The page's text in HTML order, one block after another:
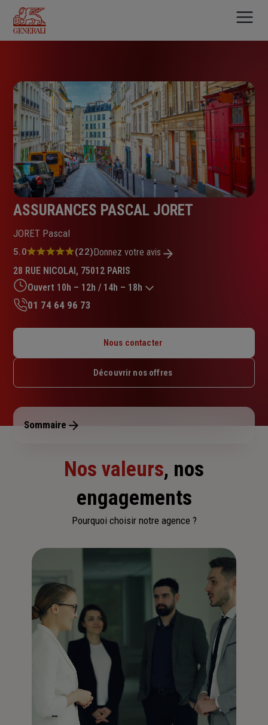
contenu
principal
ASSURANCES PASCAL JORET
JORET Pascal
Note
5.0
sur
5
étoiles
5.0 (22)Donnez votre avis
28 RUE NICOLAI, 75012 PARIS
Ouvert 10h – 12h / 14h – 18h
Mardi : 10h – 12h / 14h – 18h
Jeudi : 10h – 12h / 14h – 18h
Dimanche : Fermé
01 74 64 96 73
Nous contacter
Découvrir nos offres
Sommaire
Nos valeurs, nos
engagements
Pourquoi choisir notre agence ?